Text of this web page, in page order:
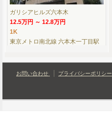
ガリシアヒルズ六本木
12.5万円 ～ 12.8万円
1K
東京メトロ南北線 六本木一丁目駅
お問い合わせ プライバシーポリシー